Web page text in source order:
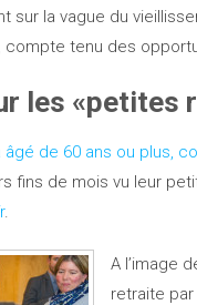
sur la vague du
compte tenu des
les «petites
de 60 ans ou plus,
fins de mois vu leur
.
A l’image
retraite